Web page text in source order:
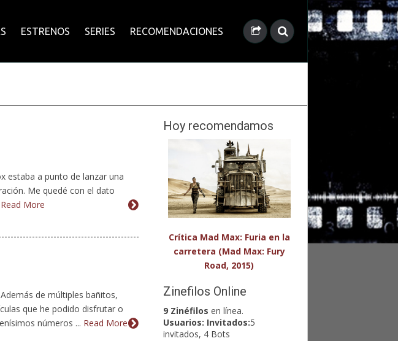
ESTRENOS SERIES RECOMENDACIONES
estaba a punto de lanzar una
Me quedé con el dato
Read More
de múltiples bañitos,
que he podido disfrutar o
números ... Read More
Hoy recomendamos
Crítica Mad Max: Furia en la
carretera (Mad Max: Fury
Road, 2015)
Zinefilos Online
9 Zinéfilos en línea.
Usuarios: Invitados:5
invitados, 4 Bots